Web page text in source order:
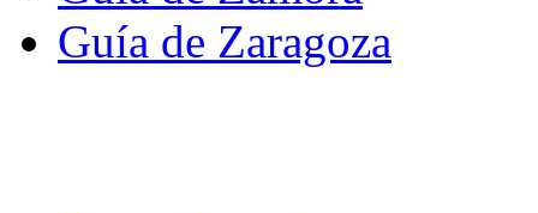
Guía de Zaragoza